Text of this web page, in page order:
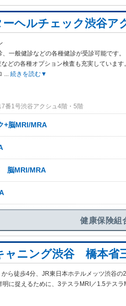
ヘルチェック渋谷ア
一般健診などの各種健診が受診可能です。
どの各種オプション検査も充実しています。
... 続きを読む▼
番1号渋谷アクシュ4階・5階
+脳MRI/MRA
脳MRI/MRA
健康保険組
ャニング渋谷 橋本省
ら徒歩4分、JR東日本ホテルメッツ渋谷の
に捉えるために、3テスラMRI／1.5テス